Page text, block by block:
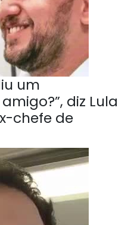
um
diz Lula
chefe de